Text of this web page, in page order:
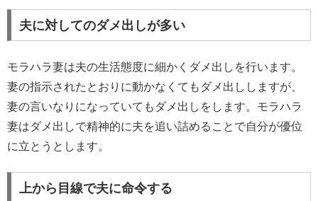
夫に対してのダメ出しが多い
モラハラ妻は夫の生活態度に細かくダメ出しを行います。
妻の指示されたとおりに動かなくてもダメ出ししますが、
妻の言いなりになっていてもダメ出しをします。モラハラ
妻はダメ出しで精神的に夫を追い詰めることで自分が優位
に立とうとします。
上から目線で夫に命令する